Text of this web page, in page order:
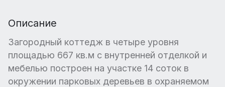
Описание
Загородный коттедж в четыре уровня
площадью 667 кв.м с внутренней отделкой и
мебелью построен на участке 14 соток в
окружении парковых деревьев в охраняемом